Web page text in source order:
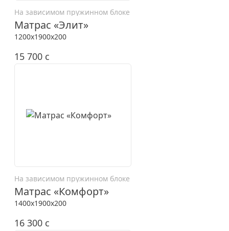
На зависимом пружинном блоке
Матрас «Элит»
1200x1900x200
15 700 c
На зависимом пружинном блоке
Матрас «Комфорт»
1400x1900x200
16 300 c